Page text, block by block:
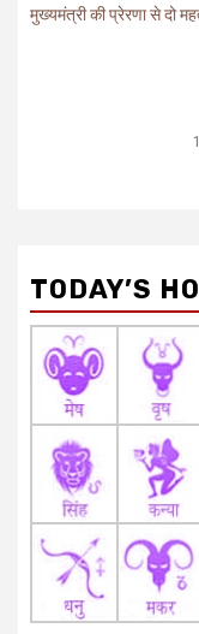
मुख्यमंत्री की प्रेरणा से दो
1
TODAY’S